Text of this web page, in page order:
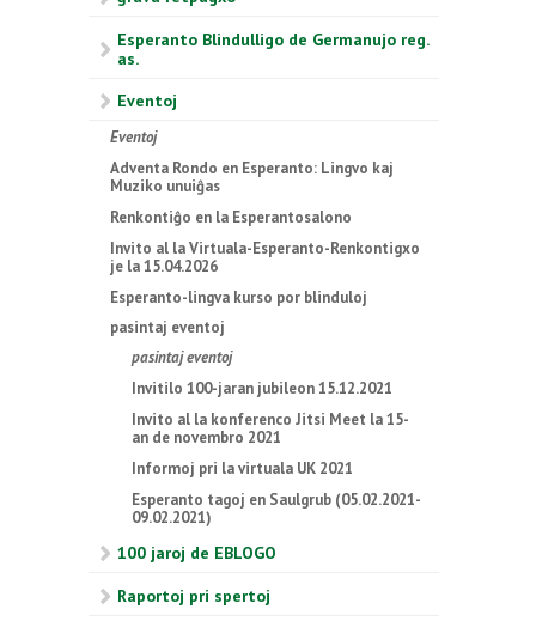
Esperanto Blindulligo de Germanujo reg.
as.
Eventoj
Eventoj
Adventa Rondo en Esperanto: Lingvo kaj
Muziko unuiĝas
Renkontiĝo en la Esperantosalono
Invito al la Virtuala-Esperanto-Renkontigxo
je la 15.04.2026
Esperanto-lingva kurso por blinduloj
pasintaj eventoj
pasintaj eventoj
Invitilo 100-jaran jubileon 15.12.2021
Invito al la konferenco Jitsi Meet la 15-
an de novembro 2021
Informoj pri la virtuala UK 2021
Esperanto tagoj en Saulgrub (05.02.2021-
09.02.2021)
100 jaroj de EBLOGO
Raportoj pri spertoj